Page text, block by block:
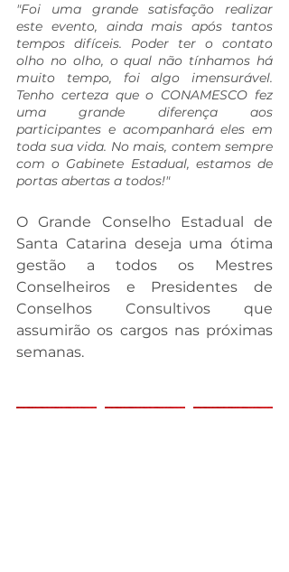
"Foi uma grande satisfação realizar
este evento, ainda mais após tantos
tempos difíceis. Poder ter o contato
olho no olho, o qual não tínhamos há
muito tempo, foi algo imensurável.
Tenho certeza que o CONAMESCO fez
uma grande diferença aos
participantes e acompanhará eles em
toda sua vida. No mais, contem sempre
com o Gabinete Estadual, estamos de
portas abertas a todos!"
O Grande Conselho Estadual de
Santa Catarina deseja uma ótima
gestão a todos os Mestres
Conselheiros e Presidentes de
Conselhos Consultivos que
assumirão os cargos nas próximas
semanas.